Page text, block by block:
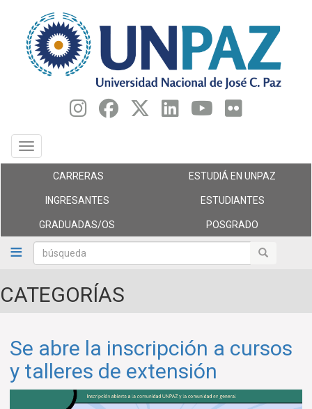
contenido
principal
búsqueda búsqueda
Toggle navigation
CARRERAS ESTUDIÁ EN UNPAZ
INGRESANTES ESTUDIANTES
GRADUADAS/OS POSGRADO
CATEGORÍAS
Se abre la inscripción a cursos
y talleres de extensión